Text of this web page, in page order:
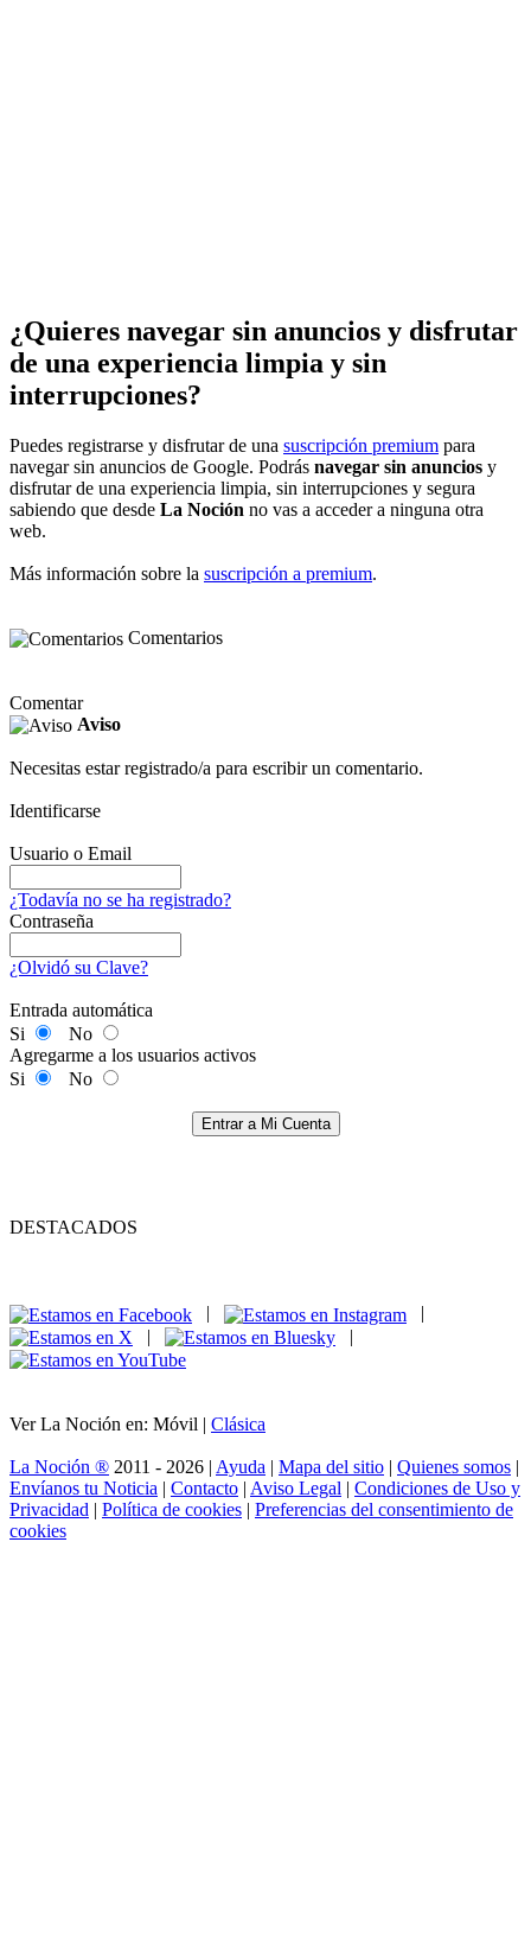
¿Quieres navegar sin anuncios y disfrutar
de una experiencia limpia y sin
interrupciones?
Puedes registrarse y disfrutar de una suscripción premium para
navegar sin anuncios de Google. Podrás navegar sin anuncios y
disfrutar de una experiencia limpia, sin interrupciones y segura
sabiendo que desde La Noción no vas a acceder a ninguna otra
web.
Más información sobre la suscripción a premium.
Comentarios
Comentar
Aviso
Necesitas estar registrado/a para escribir un comentario.
Identificarse
Usuario o Email
¿Todavía no se ha registrado?
Contraseña
¿Olvidó su Clave?
Entrada automática
Si
No
Agregarme a los usuarios activos
Si
No
Entrar a Mi Cuenta
DESTACADOS
|
|
Ver La Noción en: Móvil | Clásica
La Noción ® 2011 - 2026 | Ayuda | Mapa del sitio | Quienes somos |
Envíanos tu Noticia | Contacto | Aviso Legal | Condiciones de Uso y
Privacidad | Política de cookies | Preferencias del consentimiento de
cookies